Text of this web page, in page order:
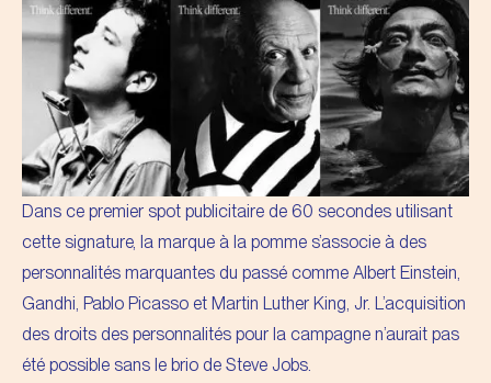
Dans ce premier spot publicitaire de 60 secondes utilisant
cette signature, la marque à la pomme s’associe à des
personnalités marquantes du passé comme Albert Einstein,
Gandhi, Pablo Picasso et Martin Luther King, Jr. L’acquisition
des droits des personnalités pour la campagne n’aurait pas
été possible sans le brio de Steve Jobs.